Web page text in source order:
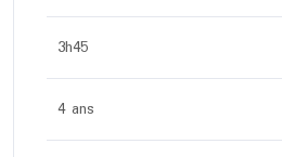
3h45
4 ans